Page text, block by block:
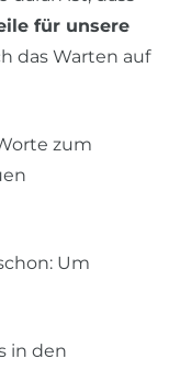
für unsere
das Warten auf
zum
Um
in den